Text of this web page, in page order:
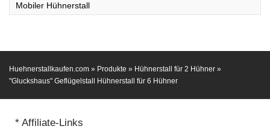
Mobiler Hühnerstall
Huehnerstallkaufen.com » Produkte » Hühnerstall für 2 Hühner »
"Gluckshaus" Geflügelstall Hühnerstall für 6 Hühner
* Affiliate-Links